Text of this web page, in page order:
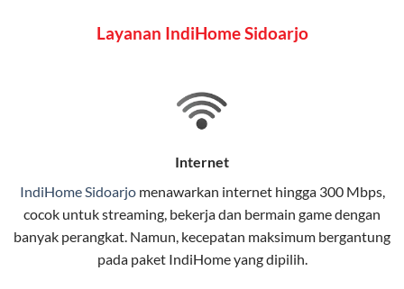
pengguna rumah dan bisnis.
stabil, dan memiliki berbagai pilihan paket IndiHome
Selain internet, layanan IndiHome juga mencakup TV
interaktif (IndiHome TV) dan telepon rumah dalam
satu paket.
Layanan IndiHome Sidoarjo
Internet
IndiHome Sidoarjomenawarkan internethingga 300 Mbps,
cocok untuk streaming, bekerja dan bermain game dengan
banyak perangkat. Namun, kecepatan maksimum bergantung
pada paket IndiHome yang dipilih.